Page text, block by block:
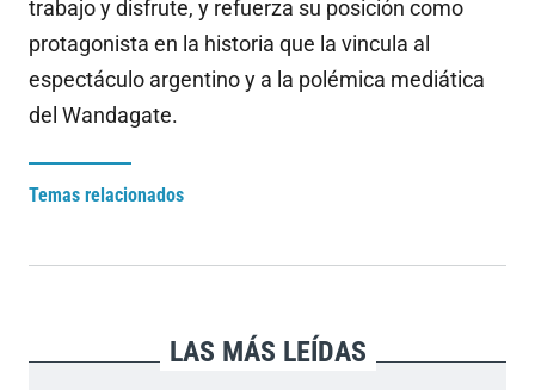
trabajo y disfrute, y refuerza su posición como
protagonista en la historia que la vincula al
espectáculo argentino y a la polémica mediática
del Wandagate.
Temas relacionados
LAS MÁS LEÍDAS